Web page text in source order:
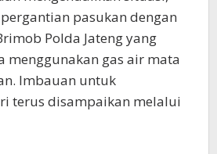
pasukan dengan
Polda Jateng yang
menggunakan gas air mata
Imbauan untuk
terus disampaikan melalui